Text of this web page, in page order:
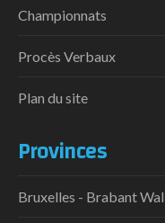
Championnats
Procès Verbaux
Plan du site
Provinces
Bruxelles - Brabant